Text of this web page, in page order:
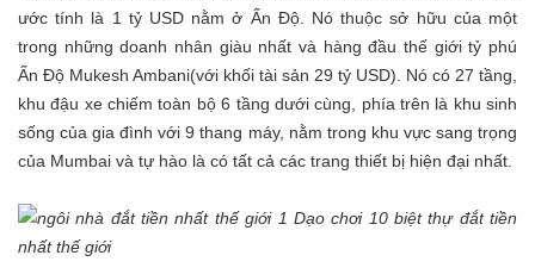
ước tính là 1 tỷ USD nằm ở Ấn Độ. Nó thuộc sở hữu của một
trong những doanh nhân giàu nhất và hàng đầu thế giới tỷ phú
Ấn Độ Mukesh Ambani(với khối tài sản 29 tỷ USD). Nó có 27 tầng,
khu đậu xe chiếm toàn bộ 6 tầng dưới cùng, phía trên là khu sinh
sống của gia đình với 9 thang máy, nằm trong khu vực sang trọng
của Mumbai và tự hào là có tất cả các trang thiết bị hiện đại nhất.